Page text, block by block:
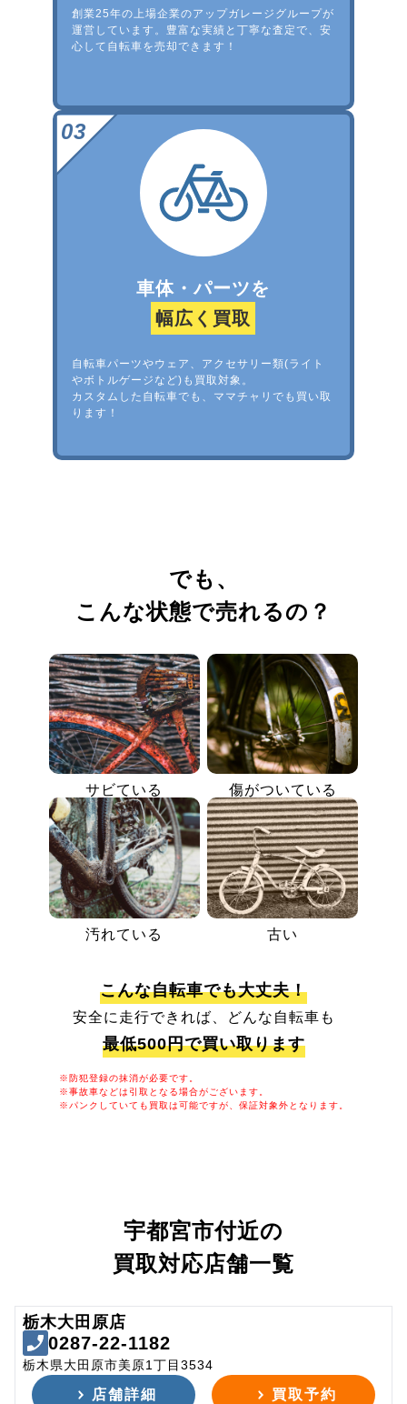
創業25年の上場企業のアップガレージグループが
運営しています。豊富な実績と丁寧な査定で、安
心して自転車を売却できます！
車体・パーツを
幅広く買取
自転車パーツやウェア、アクセサリー類(ライト
やボトルゲージなど)も買取対象。
カスタムした自転車でも、ママチャリでも買い取
ります！
でも、
こんな状態で売れるの？
サビている 傷がついている
汚れている 古い
こんな自転車でも大丈夫！
安全に走行できれば、どんな自転車も
最低500円で買い取ります
※防犯登録の抹消が必要です。
※事故車などは引取となる場合がございます。
※パンクしていても買取は可能ですが、保証対象外となります。
宇都宮市付近の
買取対応店舗一覧
栃木大田原店
0287-22-1182
栃木県大田原市美原1丁目3534
店舗詳細 買取予約